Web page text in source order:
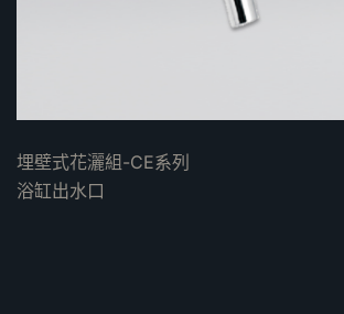
埋壁式花灑組-CE系列
浴缸出水口